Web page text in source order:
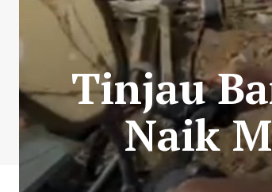
Tinjau
Naik